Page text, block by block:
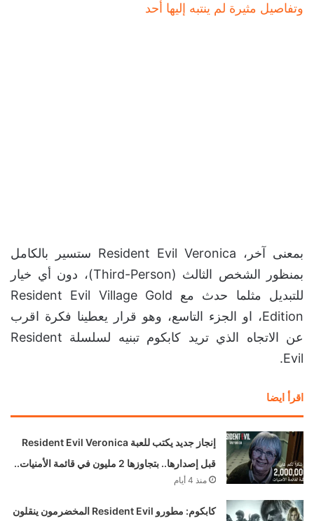
وتفاصيل مثيرة لم ينتبه إليها أحد
بمعنى آخر، Resident Evil Veronica ستسير بالكامل
بمنظور الشخص الثالث (Third-Person)، دون أي خيار
للتبديل مثلما حدث مع Resident Evil Village Gold
Edition، او الجزء التاسع، وهو قرار يعطينا فكرة اقرب
عن الاتجاه الذي تريد كابكوم تبنيه لسلسلة Resident
Evil.
اقرأ ايضا
إنجاز جديد يكتب للعبة Resident Evil Veronica
قبل إصدارها.. بتجاوزها 2 مليون في قائمة الأمنيات..
منذ 4 أيام
كابكوم: مطورو Resident Evil المخضرمون ينقلون